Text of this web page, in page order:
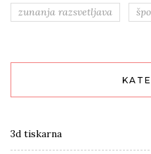
zunanja razsvetljava
3d tiskarna